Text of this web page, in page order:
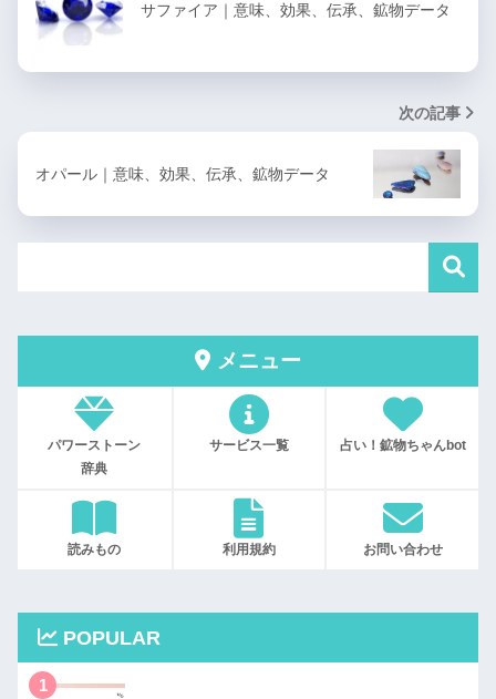
サファイア｜意味、効果、伝承、鉱物データ
次の記事
オパール｜意味、効果、伝承、鉱物データ
メニュー
パワーストーン
辞典
サービス一覧 占い！鉱物ちゃんbot
読みもの 利用規約 お問い合わせ
POPULAR
1